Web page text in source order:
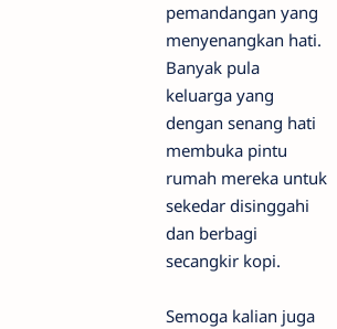
pemandangan yang
menyenangkan hati.
Banyak pula
keluarga yang
dengan senang hati
membuka pintu
rumah mereka untuk
sekedar disinggahi
dan berbagi
secangkir kopi.
Semoga kalian juga